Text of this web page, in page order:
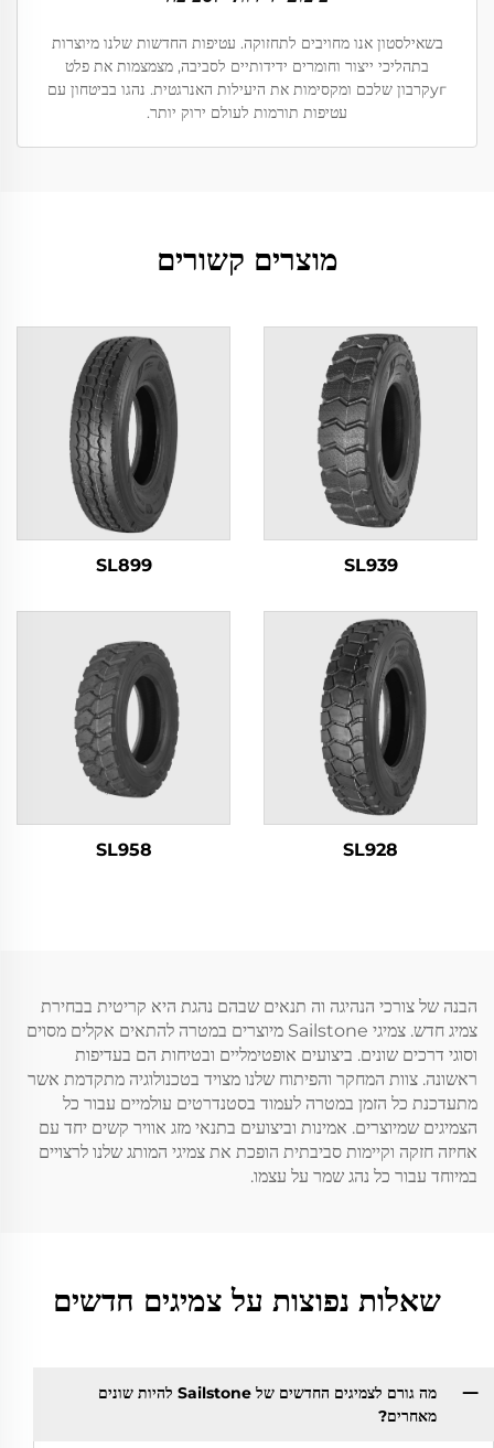
בשאילסטון אנו מחויבים לתחזוקה. עטיפות החדשות שלנו מיוצרות
בתהליכי ייצור וחומרים ידידותיים לסביבה, מצמצמות את פלט
угקרבון שלכם ומקסימות את היעילות האנרגטית. נהגו בביטחון עם
עטיפות תורמות לעולם ירוק יותר.
מוצרים קשורים
SL939
SL899
SL928
SL958
הבנה של צורכי הנהיגה וה תנאים שבהם נהגת היא קריטית בבחירת
צמיג חדש. צמיגי Sailstone מיוצרים במטרה להתאים אקלים מסוים
וסוגי דרכים שונים. ביצועים אופטימליים ובטיחות הם בעדיפות
ראשונה. צוות המחקר והפיתוח שלנו מצויד בטכנולוגיה מתקדמת אשר
מתעדכנת כל הזמן במטרה לעמוד בסטנדרטים עולמיים עבור כל
הצמיגים שמיוצרים. אמינות וביצועים בתנאי מזג אוויר קשים יחד עם
אחיזה חזקה וקיימות סביבתית הופכת את צמיגי המותג שלנו לרצויים
במיוחד עבור כל נהג שמר על עצמו.
שאלות נפוצות על צמיגים חדשים
מה גורם לצמיגים החדשים של Sailstone להיות שונים
מאחרים?